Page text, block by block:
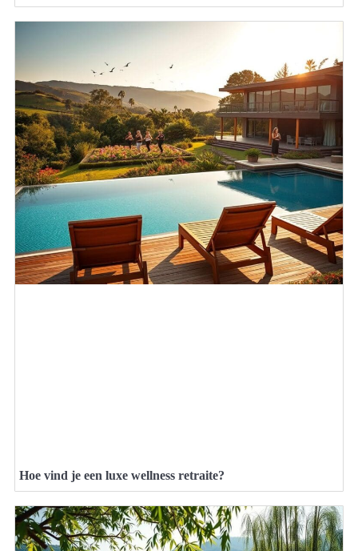
Hoe vind je een luxe wellness retraite?